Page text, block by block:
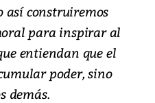
así construiremos
para inspirar al
entiendan que el
poder, sino
demás.